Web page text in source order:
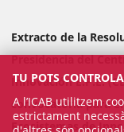
Extracto de la
Presidencia del
Innovación E.P.E.
convocatoria para
Ecosistemas de
TU POTS
A l’ICAB utilitzem
estrictament